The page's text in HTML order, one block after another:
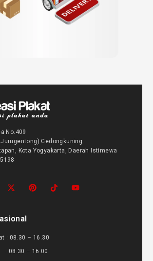
No.409
Gedongkuning
Kota Yogyakarta, Daerah Istimewa
: 08.30 – 16.30
– 16.00